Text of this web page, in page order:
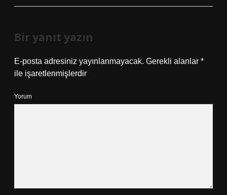
Bir yanıt yazın
E-posta adresiniz yayınlanmayacak. Gerekli alanlar *
ile işaretlenmişlerdir
Yorum